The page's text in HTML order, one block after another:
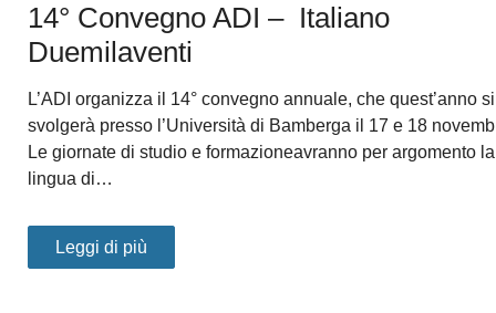
14° Convegno ADI – Italiano
Duemilaventi
L’ADI organizza il 14° convegno annuale, che quest’anno si
svolgerà presso l’Università di Bamberga il 17 e 18
Le giornate di studio e formazioneavranno per argomento la
lingua di…
Leggi di più